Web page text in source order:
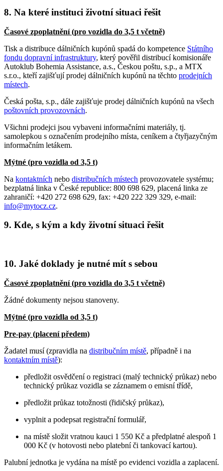
8. Na které instituci životní situaci řešit
Časové zpoplatnění (pro vozidla do 3,5 t včetně)
Tisk a distribuce dálničních kupónů spadá do kompetence Státního
fondu dopravní infrastruktury, který pověřil distribucí komisionáře
Autoklub Bohemia Assistance, a.s., Českou poštu, s.p., a MTX
s.r.o., kteří zajišťují prodej dálničních kupónů na těchto prodejních
místech.
Česká pošta, s.p., dále zajišťuje prodej dálničních kupónů na všech
poštovních provozovnách.
Všichni prodejci jsou vybaveni informačními materiály, tj.
samolepkou s označením prodejního místa, ceníkem a čtyřjazyčným
informačním letákem.
Mýtné (pro vozidla od 3,5 t)
Na kontaktních nebo distribučních místech provozovatele systému;
bezplatná linka v České republice: 800 698 629, placená linka ze
zahraničí: +420 272 698 629, fax: +420 222 329 329, e-mail:
info@mytocz.cz.
9. Kde, s kým a kdy životní situaci řešit
10. Jaké doklady je nutné mít s sebou
Časové zpoplatnění (pro vozidla do 3,5 t včetně)
Žádné dokumenty nejsou stanoveny.
Mýtné (pro vozidla od 3,5 t)
Pre-pay (placení předem)
Žadatel musí (zpravidla na distribučním místě, případně i na
kontaktním místě):
předložit osvědčení o registraci (malý technický průkaz) nebo
technický průkaz vozidla se záznamem o emisní třídě,
předložit průkaz totožnosti (řidičský průkaz),
vyplnit a podepsat registrační formulář,
na místě složit vratnou kauci 1 550 Kč a předplatné alespoň 1
000 Kč (v hotovosti nebo platební či tankovací kartou).
Palubní jednotka je vydána na místě po evidenci vozidla a zaplacení.